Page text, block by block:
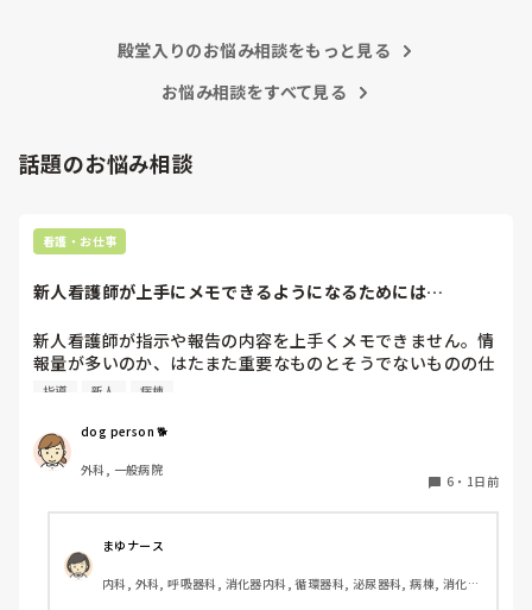
殿堂入りのお悩み相談をもっと見る
お悩み相談をすべて見る
話題のお悩み相談
看護・お仕事
新人看護師が上手にメモできるようになるためには…
新人看護師が指示や報告の内容を上手くメモできません。情
報量が多いのか、はたまた重要なものとそうでないものの仕
分けができないのか…  肝心な事柄を逃してしまいます。何
示・報告するよう皆で努力しています。
指導 新人 病棟
dog person 🐕
外科, 一般病院
6 ・ 1日前
まゆナース
内科, 外科, 呼吸器科, 消化器内科, 循環器科, 泌尿器科, 病棟, 消化器